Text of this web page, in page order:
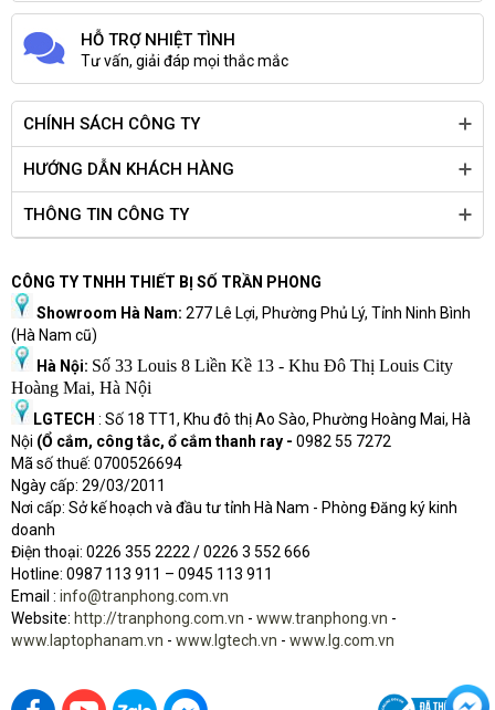
Độ phân giải HD kết hợp lớp chống chói giúp hình ảnh hiển thị mượt
mà và bắt mắt hơn ngay cả khi sử dụng ở ngoài trời.
Đầy đủ các cổng kết nối cơ bản
Sản phẩm có đầy đủ các cổng kết nối cơ bản, ngoài ra có thêm ổ
USB Type-C hỗ trợ truyền thông tin nhanh chóng hơn.
HỖ TRỢ NHIỆT TÌNH
Tư vấn, giải đáp mọi thắc mắc
CHÍNH SÁCH CÔNG TY
HƯỚNG DẪN KHÁCH HÀNG
THÔNG TIN CÔNG TY
CÔNG TY TNHH THIẾT BỊ SỐ TRẦN PHONG
Showroom Hà Nam: 277 Lê Lợi, Phường Phủ Lý, Tỉnh Ninh Bình
(Hà Nam cũ)
Hà Nội: Số 33 Louis 8 Liền Kề 13 - Khu Đô Thị Louis City
Hoàng Mai, Hà Nội
LGTECH : Số 18 TT1, Khu đô thị Ao Sào, Phường Hoàng Mai, Hà
Nội (Ổ cắm, công tắc, ổ cắm thanh ray - 0982 55 7272
Mã số thuế: 0700526694
Ngày cấp: 29/03/2011
Nơi cấp: Sở kế hoạch và đầu tư tỉnh Hà Nam - Phòng Đăng ký kinh
doanh
Điện thoại: 0226 355 2222 / 0226 3 552 666
Hotine: 0987 113 911 – 0945 113 911
Email : info@tranphong.com.vn
Website: http://tranphong.com.vn - www.tranphong.vn -
www.laptophanam.vn - www.lgtech.vn - www.lg.com.vn